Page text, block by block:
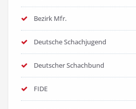
Bezirk Mfr.
Deutsche Schachjugend
Deutscher Schachbund
FIDE